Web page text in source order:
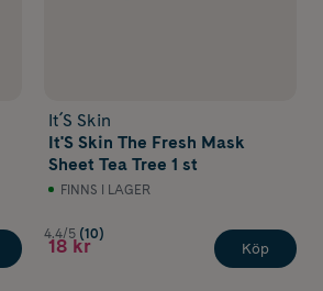
It´S Skin
It'S Skin The Fresh Mask
Sheet Tea Tree 1 st
FINNS I LAGER
4.4/5 (10)
18 kr Köp